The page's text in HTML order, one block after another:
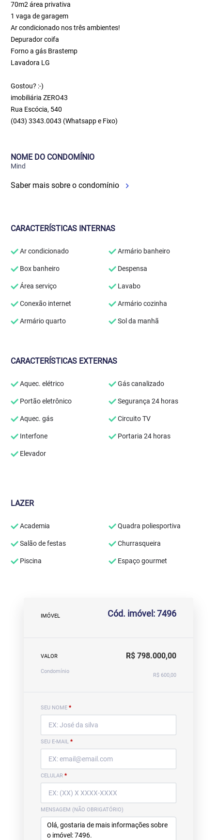
70m2 área privativa
1 vaga de garagem
Ar condicionado nos três ambientes!
Depurador coifa
Forno a gás Brastemp
Lavadora LG
Gostou? :-)
imobiliária ZERO43
Rua Escócia, 540
(043) 3343.0043 (Whatsapp e Fixo)
NOME DO CONDOMÍNIO
Mind
Saber mais sobre o condomínio
CARACTERÍSTICAS INTERNAS
Ar condicionado Armário banheiro
Box banheiro Despensa
Área serviço Lavabo
Conexão internet Armário cozinha
Armário quarto Sol da manhã
CARACTERÍSTICAS EXTERNAS
Aquec. elétrico Gás canalizado
Portão eletrônico Segurança 24 horas
Aquec. gás Circuito TV
Interfone Portaria 24 horas
Elevador
LAZER
Academia Quadra poliesportiva
Salão de festas Churrasqueira
Piscina Espaço gourmet
IMÓVEL Cód. imóvel: 7496
VALOR R$ 798.000,00
Condomínio
R$ 600,00
SEU NOME *
SEU E-MAIL *
CELULAR *
MENSAGEM (NÃO OBRIGATÓRIO)